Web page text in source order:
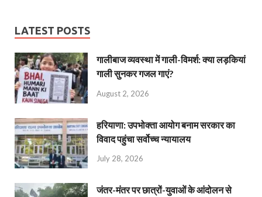
LATEST POSTS
गालीबाज व्‍यवस्‍था में गाली-विमर्श: क्या लड़कियां
गाली सुनकर गजल गाएं?
August 2, 2026
हरियाणा: उपभोक्ता आयोग बनाम सरकार का
विवाद पहुंचा सर्वोच्च न्यायालय
July 28, 2026
जंतर-मंतर पर छात्रों-युवाओं के आंदोलन से